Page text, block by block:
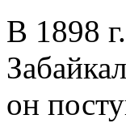
В 1898
он